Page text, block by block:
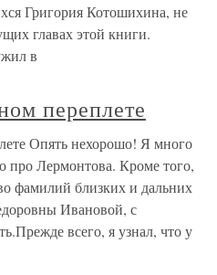
Григория Котошихина, не
главах этой книги.
в
переплете
Опять нехорошо! Я много
про Лермонтова. Кроме того,
фамилий близких и дальних
Ивановой, с
всего, я узнал, что у